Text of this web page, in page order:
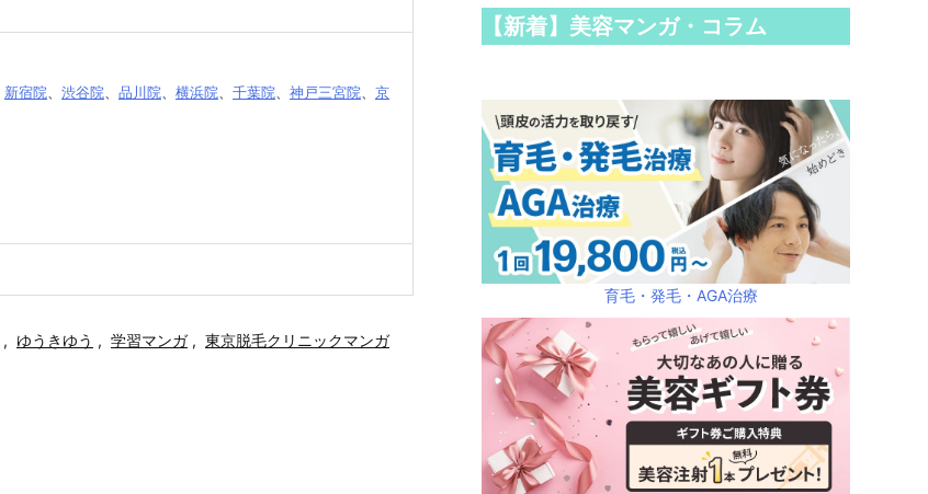
新宿院 渋谷院 品川院 横浜院 千葉院 神戸三宮院
京
, ゆうきゆう , 学習マンガ , 東京脱毛クリニックマンガ
【新着】美容マンガ・コラム
育毛・発毛・AGA治療